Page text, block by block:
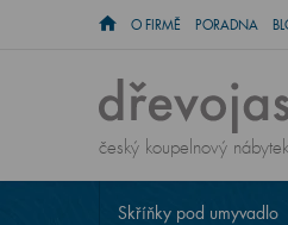
O FIRMĚ PORADNA
český koupelnový nábytek
Skříňky pod umyvadlo